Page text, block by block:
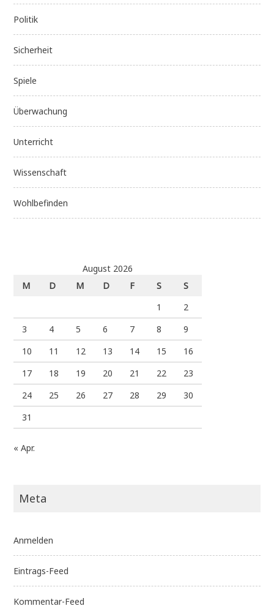
Politik
Sicherheit
Spiele
Überwachung
Unterricht
Wissenschaft
Wohlbefinden
August 2026
M
D M D F S
S
1
2
3
4 5 6 7 8
9
10
11 12 13 14 15
16
17
18 19 20 21 22
23
24
25 26 27 28 29
30
31
« Apr.
Meta
Anmelden
Eintrags-Feed
Kommentar-Feed